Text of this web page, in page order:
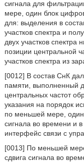
сигнала для
мере, один блок
для: выделения в
участков спектра и
двух участков спектра
позиции центральной
участков спектра из
[0012] В состав СнК
памяти, выполненный
центральных частот
указания на порядок
по меньшей мере, один
сигнала во времени и
интерфейс связи с
[0013] По меньшей
сдвига сигнала во